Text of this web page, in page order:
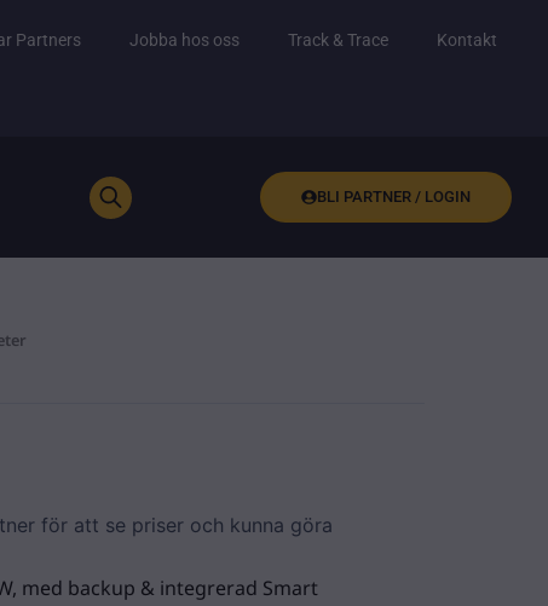
Partners Jobba hos oss Track & Trace Kontakt
BLI PARTNER / LOGIN
för att se priser och kunna göra
med backup & integrerad Smart